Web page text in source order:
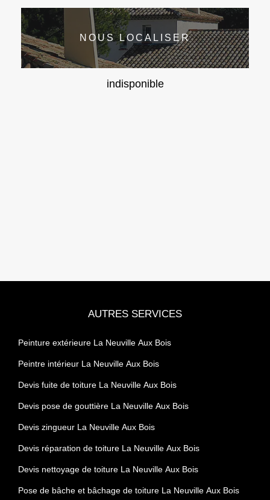
NOUS LOCALISER
indisponible
AUTRES SERVICES
Peinture extérieure La Neuville Aux Bois
Peintre intérieur La Neuville Aux Bois
Devis fuite de toiture La Neuville Aux Bois
Devis pose de gouttière La Neuville Aux Bois
Devis zingueur La Neuville Aux Bois
Devis réparation de toiture La Neuville Aux Bois
Devis nettoyage de toiture La Neuville Aux Bois
Pose de bâche et bâchage de toiture La Neuville Aux Bois